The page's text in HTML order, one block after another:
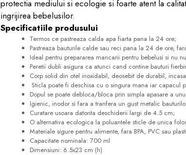
protectia mediului si ecologie si foarte atent la
ingrijirea bebelusilor.
Specificatiile produsului
Termos ce pastreaza calda apa fiarta pana la 24 ore;
Pastreaza bauturile calde sau reci pana la 24 de ore,
Ideal pentru prepararea mancarii pentru bebelusi si nu
Peretii dubli asigura ca atunci cand contine bauturi
Corp solid din otel inoxidabil, deosebit de durabil,
Sticla poate fi deschisa cu o singura mana iar capacul
Dopul se poate debloca/bloca prin simpla apasare a
Igienic, inodor si fara a tranfera un gust metalic
Curatare usoara datorita deschiderii largi de 4.5 cm;
O alternativa ecologica la poluantele sticle de unica
Materiale sigure pentru alimente, fara BPA, PVC sau
Capacitate nominala: 700 ml
Dimensiuni: 6.5x23 cm (h)